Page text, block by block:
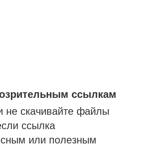
ссылкам
не скачивайте файлы
ссылка
или полезным